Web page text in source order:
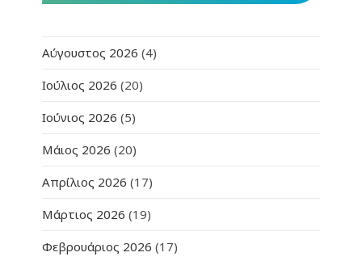
Αύγουστος 2026 (4)
Ιούλιος 2026 (20)
Ιούνιος 2026 (5)
Μάιος 2026 (20)
Απρίλιος 2026 (17)
Μάρτιος 2026 (19)
Φεβρουάριος 2026 (17)